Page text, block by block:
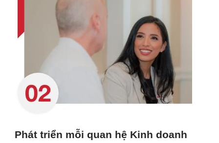
Phát triển mỗi quan hệ Kinh doanh